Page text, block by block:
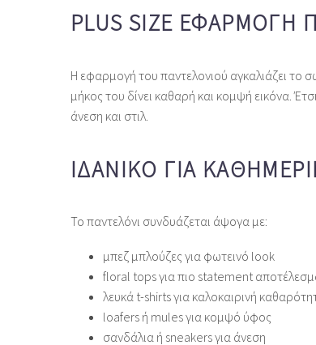
PLUS SIZE ΕΦΑΡΜΟΓΉ
Η εφαρμογή του παντελονιού αγκαλιάζει το
μήκος του δίνει καθαρή και κομψή εικόνα.
άνεση και στιλ.
ΙΔΑΝΙΚΌ ΓΙΑ
Το παντελόνι συνδυάζεται άψογα με:
μπεζ μπλούζες για φωτεινό look
floral tops για πιο statement
λευκά t‑shirts για καλοκαιρινή
loafers ή mules για κομψό ύφος
σανδάλια ή sneakers για άνεση